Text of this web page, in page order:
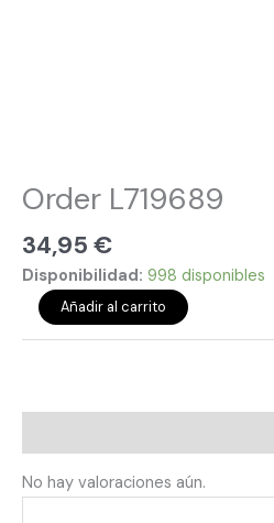
Order L719689
34,95 €
Disponibilidad: 998 disponibles
Añadir al carrito
No hay valoraciones aún.